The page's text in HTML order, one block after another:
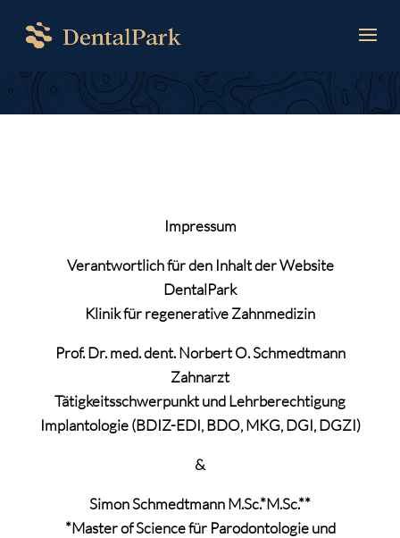
Impressum
Verantwortlich für den Inhalt der Website
DentalPark
Klinik für regenerative Zahnmedizin
Prof. Dr. med. dent. Norbert O. Schmedtmann
Zahnarzt
Tätigkeitsschwerpunkt und Lehrberechtigung
Implantologie (BDIZ-EDI, BDO, MKG, DGI, DGZI)
&
Simon Schmedtmann M.Sc.*M.Sc.**
*Master of Science für Parodontologie und